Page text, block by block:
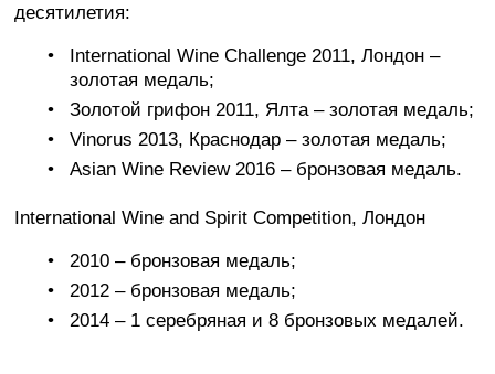
десятилетия:
International Wine Challenge 2011, Лондон –
золотая медаль;
Золотой грифон 2011, Ялта – золотая медаль;
Vinorus 2013, Краснодар – золотая медаль;
Asian Wine Review 2016 – бронзовая медаль.
International Wine and Spirit Competition, Лондон
2010 – бронзовая медаль;
2012 – бронзовая медаль;
2014 – 1 серебряная и 8 бронзовых медалей.